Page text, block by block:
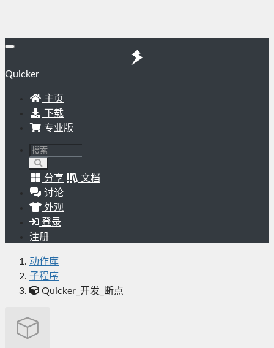
Quicker
主页
下载
专业版
分享
文档
讨论
外观
登录
注册
动作库
子程序
Quicker_开发_断点